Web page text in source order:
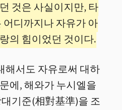
것은 사실이지만, 타
어디까지나 자유가 아
의 힘이었던 것이다.
해서도 자유로써 대하
에, 해와가 누시엘을
기준(相對基準)을 조